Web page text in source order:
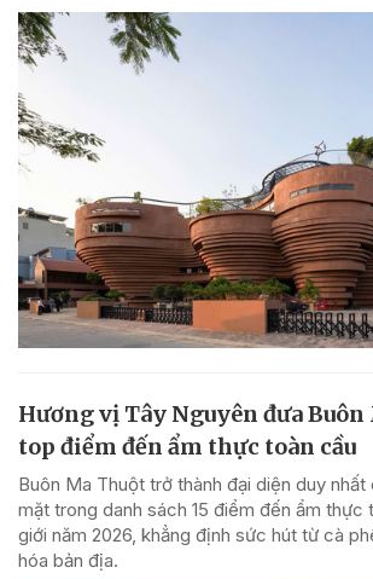
Hương vị Tây Nguyên đưa Buôn
top điểm đến ẩm thực toàn cầu
Buôn Ma Thuột trở thành đại diện duy
mặt trong danh sách 15 điểm đến ẩm thực
giới năm 2026, khẳng định sức hút từ cà
hóa bản địa.